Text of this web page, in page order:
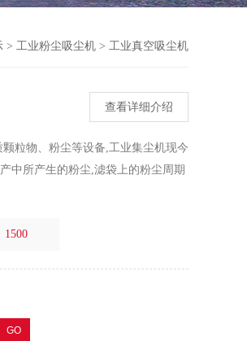
> 工业粉尘吸尘机 > 工业真空吸尘机
查看详细介绍
粒物、粉尘等设备,工业集尘机现今
中所产生的粉尘,滤袋上的粉尘周期
1500